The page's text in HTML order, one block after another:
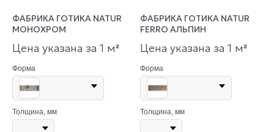
ФАБРИКА ГОТИКА NATUR
МОНОХРОМ
Цена указана за 1 м²
Форма
Толщина, мм
ФАБРИКА ГОТИКА NATUR
FERRO АЛЬПИН
Цена указана за 1 м²
Форма
Толщина, мм